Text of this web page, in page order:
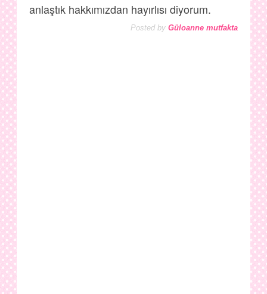
anlaştık hakkımızdan hayırlısı diyorum.
Posted by Güloanne mutfakta